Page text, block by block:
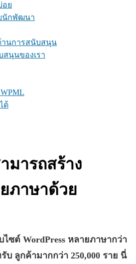
อย
นักพัฒนา
นการสนับสนุน
นุนของเรา
ด้
มารถสร้าง
ภาษาด้วย
ไซต์ WordPress หลายภาษากว่า
บ ลูกค้ามากกว่า 250,000 ราย นี่